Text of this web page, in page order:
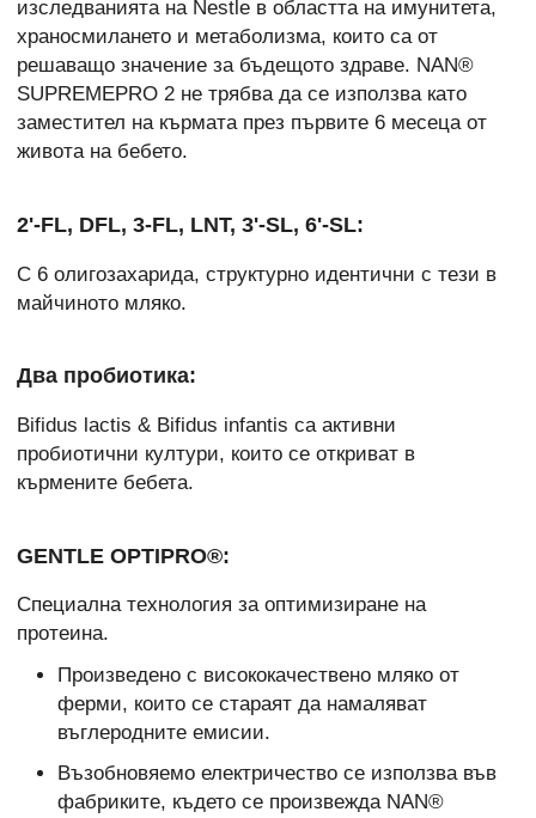
изследванията на Nestle в областта на имунитета,
храносмилането и метаболизма, които са от
решаващо значение за бъдещото здраве. NAN®
SUPREMEPRO 2 не трябва да се използва като
заместител на кърмата през първите 6 месеца от
живота на бебето.
2'-FL, DFL, 3-FL, LNT, 3'-SL, 6'-SL:
С 6 олигозахарида, структурно идентични с тези в
майчиното мляко.
Два пробиотика:
Bifidus lactis & Bifidus infantis са активни
пробиотични култури, които се откриват в
кърмените бебета.
GENTLE OPTIPRO®:
Специална технология за оптимизиране на
протеина.
Произведено с висококачествено мляко от
ферми, които се стараят да намаляват
въглеродните емисии.
Възобновяемо електричество се използва във
фабриките, където се произвежда NAN®